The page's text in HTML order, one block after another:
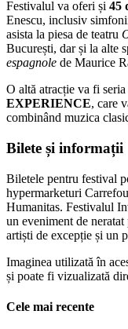
Festivalul va oferi și 45
Enescu, inclusiv
asista la piesa de teatru
București, dar și la alte
espagnole de Maurice
O altă atracție va fi seria
EXPERIENCE, care
combinând muzica
Bilete și informații
Biletele pentru festival
hypermarketuri
Humanitas. Festivalul
un eveniment de
artiști de excepție și un
Imaginea utilizată în
și poate fi vizualizată
Cele mai recente